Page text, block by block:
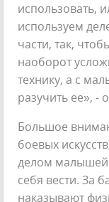
использовать,
используем
части, так,
наоборот
технику, а с
разучить ее», -
Большое
боевых
делом малышей
себя вести. За
наказывают